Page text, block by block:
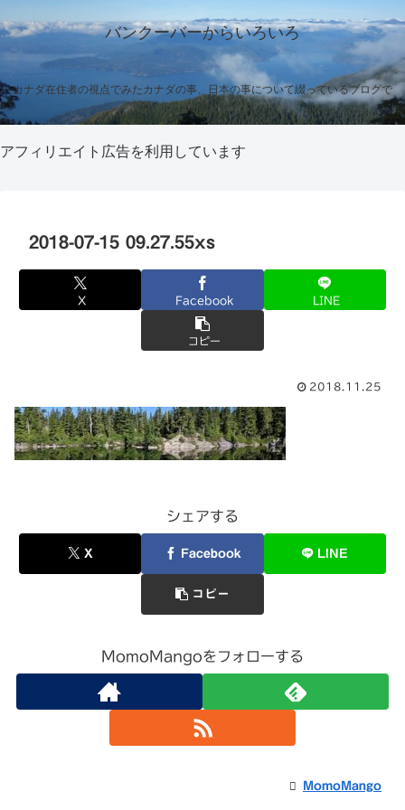
バンクーバーからいろいろ
カナダ在住者の視点でみたカナダの事、日本の事について綴っているブログで
す
アフィリエイト広告を利用しています
2018-07-15 09.27.55xs
X Facebook LINE
コピー
2018.11.25
シェアする
X Facebook LINE
コピー
MomoMangoをフォローする
MomoMango